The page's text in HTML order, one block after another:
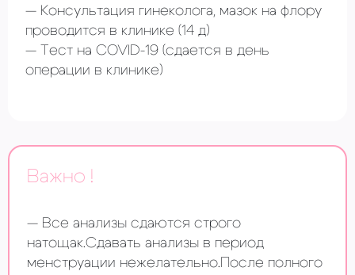
Консультация гинеколога, мазок на флору
проводится в клинике (14 д)
Тест на COVID-19 (сдается в день
операции в клинике)
Важно !
Все анализы сдаются строго
натощак.Сдавать анализы в период
менструации нежелательно.После полного